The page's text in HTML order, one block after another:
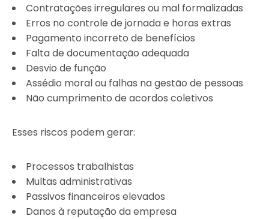
Contratações irregulares ou mal formalizadas
Erros no controle de jornada e horas extras
Pagamento incorreto de benefícios
Falta de documentação adequada
Desvio de função
Assédio moral ou falhas na gestão de pessoas
Não cumprimento de acordos coletivos
Esses riscos podem gerar:
Processos trabalhistas
Multas administrativas
Passivos financeiros elevados
Danos à reputação da empresa